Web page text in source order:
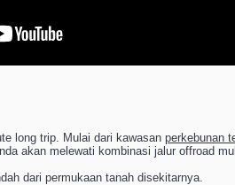
long trip. Mulai dari kawasan perkebunan
akan melewati kombinasi jalur offroad
dari permukaan tanah disekitarnya.